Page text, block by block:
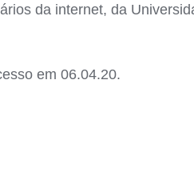
da internet, da
em 06.04.20.